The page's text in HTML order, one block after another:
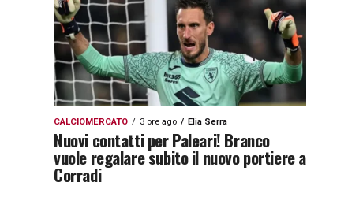
CALCIOMERCATO 3 ore ago Elia Serra
Nuovi contatti per Paleari! Branco
vuole regalare subito il nuovo portiere a
Corradi